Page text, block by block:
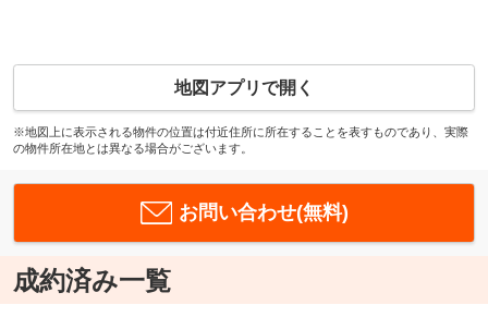
地図アプリで開く
※地図上に表示される物件の位置は付近住所に所在することを表すものであり、実際
の物件所在地とは異なる場合がございます。
お問い合わせ(無料)
成約済み一覧